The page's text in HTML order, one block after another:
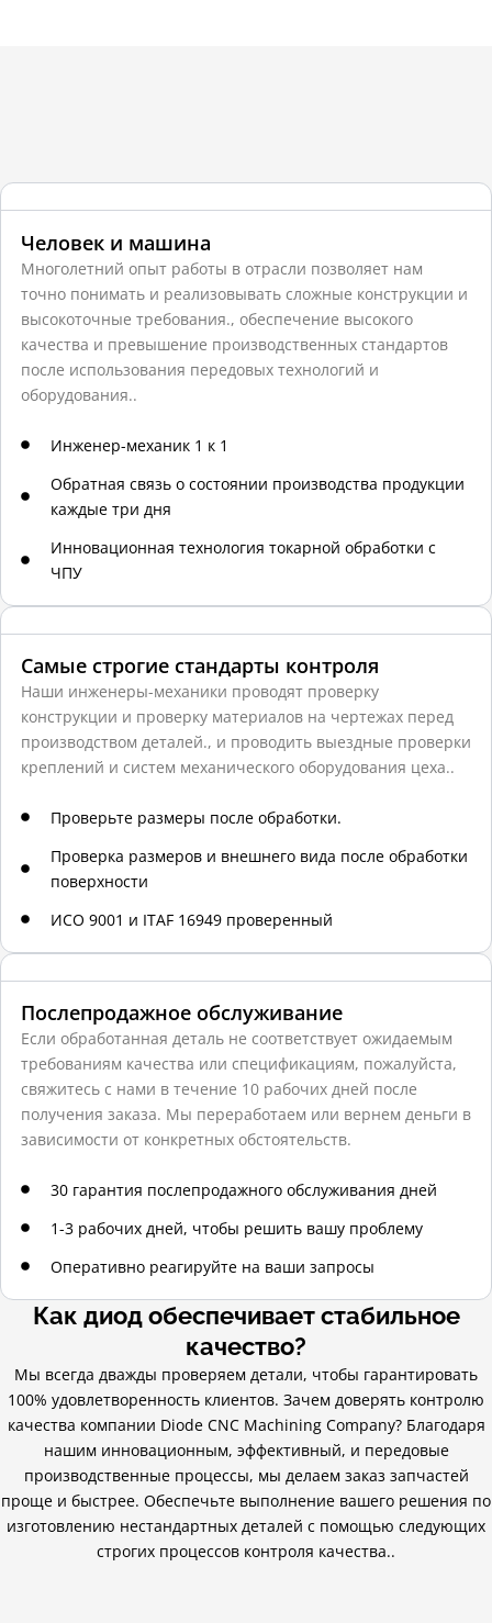
i
v
Как диод обеспечивает стабильное
качество?
Мы всегда дважды проверяем детали, чтобы гарантировать
100% удовлетворенность клиентов. Зачем доверять контролю
качества компании Diode CNC Machining Company? Благодаря
нашим инновационным, эффективный, и передовые
производственные процессы, мы делаем заказ запчастей
проще и быстрее. Обеспечьте выполнение вашего решения по
изготовлению нестандартных деталей с помощью следующих
строгих процессов контроля качества..
Человек и машина
Многолетний опыт работы в отрасли позволяет нам
точно понимать и реализовывать сложные конструкции и
высокоточные требования., обеспечение высокого
качества и превышение производственных стандартов
после использования передовых технологий и
оборудования..
Инженер-механик 1 к 1
Обратная связь о состоянии производства продукции
каждые три дня
Инновационная технология токарной обработки с
ЧПУ
Самые строгие стандарты контроля
Наши инженеры-механики проводят проверку
конструкции и проверку материалов на чертежах перед
производством деталей., и проводить выездные проверки
креплений и систем механического оборудования цеха..
Проверьте размеры после обработки.
Проверка размеров и внешнего вида после обработки
поверхности
ИСО 9001 и ITAF 16949 проверенный
Послепродажное обслуживание
Если обработанная деталь не соответствует ожидаемым
требованиям качества или спецификациям, пожалуйста,
свяжитесь с нами в течение 10 рабочих дней после
получения заказа. Мы переработаем или вернем деньги в
зависимости от конкретных обстоятельств.
30 гарантия послепродажного обслуживания дней
1-3 рабочих дней, чтобы решить вашу проблему
Оперативно реагируйте на ваши запросы